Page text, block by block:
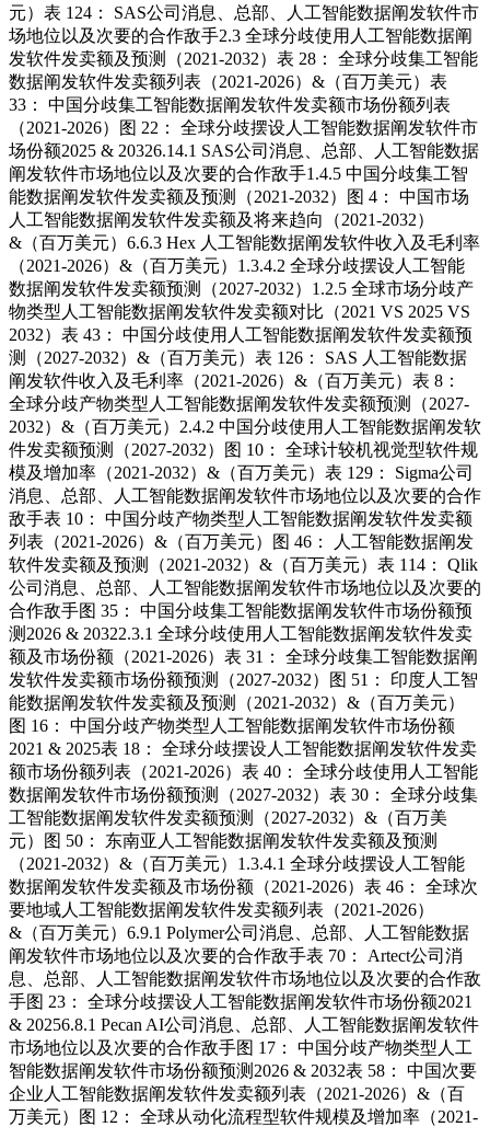
元）表 124： SAS公司消息、总部、人工智能数据阐发软件市
场地位以及次要的合作敌手2.3 全球分歧使用人工智能数据阐
发软件发卖额及预测（2021-2032）表 28： 全球分歧集工智能
数据阐发软件发卖额列表（2021-2026）&（百万美元）表
33： 中国分歧集工智能数据阐发软件发卖额市场份额列表
（2021-2026）图 22： 全球分歧摆设人工智能数据阐发软件市
场份额2025 & 20326.14.1 SAS公司消息、总部、人工智能数据
阐发软件市场地位以及次要的合作敌手1.4.5 中国分歧集工智
能数据阐发软件发卖额及预测（2021-2032）图 4： 中国市场
人工智能数据阐发软件发卖额及将来趋向（2021-2032）
&（百万美元）6.6.3 Hex 人工智能数据阐发软件收入及毛利率
（2021-2026）&（百万美元）1.3.4.2 全球分歧摆设人工智能
数据阐发软件发卖额预测（2027-2032）1.2.5 全球市场分歧产
物类型人工智能数据阐发软件发卖额对比（2021 VS 2025 VS
2032）表 43： 中国分歧使用人工智能数据阐发软件发卖额预
测（2027-2032）&（百万美元）表 126： SAS 人工智能数据
阐发软件收入及毛利率（2021-2026）&（百万美元）表 8：
全球分歧产物类型人工智能数据阐发软件发卖额预测（2027-
2032）&（百万美元）2.4.2 中国分歧使用人工智能数据阐发软
件发卖额预测（2027-2032）图 10： 全球计较机视觉型软件规
模及增加率（2021-2032）&（百万美元）表 129： Sigma公司
消息、总部、人工智能数据阐发软件市场地位以及次要的合作
敌手表 10： 中国分歧产物类型人工智能数据阐发软件发卖额
列表（2021-2026）&（百万美元）图 46： 人工智能数据阐发
软件发卖额及预测（2021-2032）&（百万美元）表 114： Qlik
公司消息、总部、人工智能数据阐发软件市场地位以及次要的
合作敌手图 35： 中国分歧集工智能数据阐发软件市场份额预
测2026 & 20322.3.1 全球分歧使用人工智能数据阐发软件发卖
额及市场份额（2021-2026）表 31： 全球分歧集工智能数据阐
发软件发卖额市场份额预测（2027-2032）图 51： 印度人工智
能数据阐发软件发卖额及预测（2021-2032）&（百万美元）
图 16： 中国分歧产物类型人工智能数据阐发软件市场份额
2021 & 2025表 18： 全球分歧摆设人工智能数据阐发软件发卖
额市场份额列表（2021-2026）表 40： 全球分歧使用人工智能
数据阐发软件市场份额预测（2027-2032）表 30： 全球分歧集
工智能数据阐发软件发卖额预测（2027-2032）&（百万美
元）图 50： 东南亚人工智能数据阐发软件发卖额及预测
（2021-2032）&（百万美元）1.3.4.1 全球分歧摆设人工智能
数据阐发软件发卖额及市场份额（2021-2026）表 46： 全球次
要地域人工智能数据阐发软件发卖额列表（2021-2026）
&（百万美元）6.9.1 Polymer公司消息、总部、人工智能数据
阐发软件市场地位以及次要的合作敌手表 70： Artect公司消
息、总部、人工智能数据阐发软件市场地位以及次要的合作敌
手图 23： 全球分歧摆设人工智能数据阐发软件市场份额2021
& 20256.8.1 Pecan AI公司消息、总部、人工智能数据阐发软件
市场地位以及次要的合作敌手图 17： 中国分歧产物类型人工
智能数据阐发软件市场份额预测2026 & 2032表 58： 中国次要
企业人工智能数据阐发软件发卖额列表（2021-2026）&（百
万美元）图 12： 全球从动化流程型软件规模及增加率（2021-